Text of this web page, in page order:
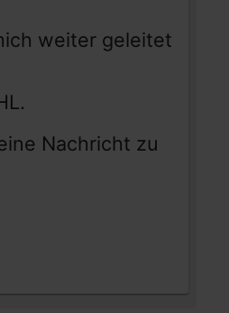
weiter geleitet
Nachricht zu